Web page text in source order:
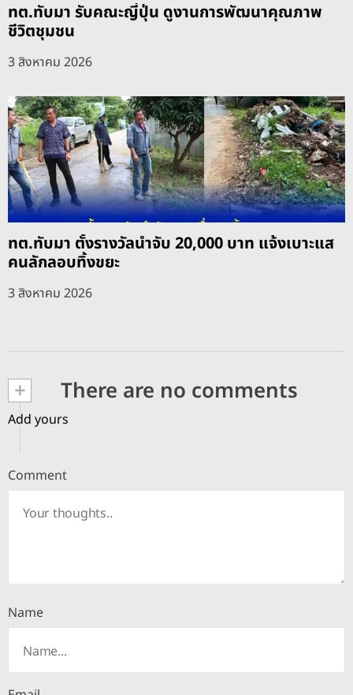
ทต.ทับมา รับคณะญี่ปุ่น ดูงานการพัฒนาคุณภาพ
ชีวิตชุมชน
3 สิงหาคม 2026
ทต.ทับมา ตั้งรางวัลนำจับ 20,000 บาท แจ้งเบาะแส
คนลักลอบทิ้งขยะ
3 สิงหาคม 2026
+ There are no comments
Add yours
Comment
Name